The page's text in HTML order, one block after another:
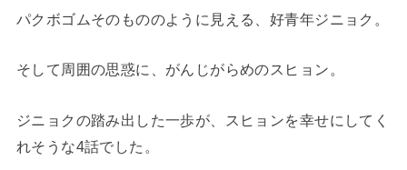
パクボゴムそのもののように見える、好青年ジニョク。
そして周囲の思惑に、がんじがらめのスヒョン。
ジニョクの踏み出した一歩が、スヒョンを幸せにしてく
れそうな4話でした。